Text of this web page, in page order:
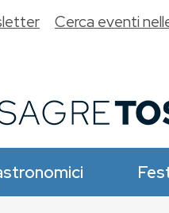
Cerca eventi